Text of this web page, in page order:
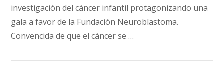
investigación del cáncer infantil protagonizando una
gala a favor de la Fundación Neuroblastoma.
Convencida de que el cáncer se …